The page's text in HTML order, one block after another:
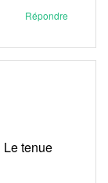
Répondre
Le tenue